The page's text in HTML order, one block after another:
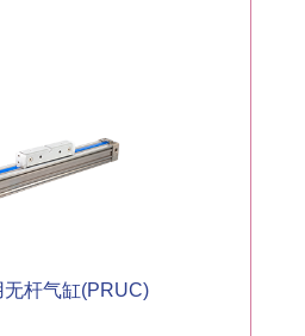
无杆气缸(PRUC)